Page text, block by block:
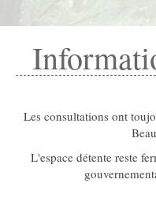
Les consultations ont
L'espace détente reste